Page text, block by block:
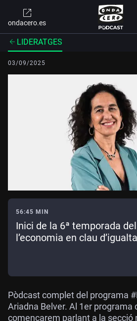
ondacero.es
LIDERATGES
03/09/2025
56:45 MIN
Inici de la 6ª temporada
l’economia en clau
Pòdcast complet del programa
Ariadna Belver. Al 1er programa
començarem parlant a la secció